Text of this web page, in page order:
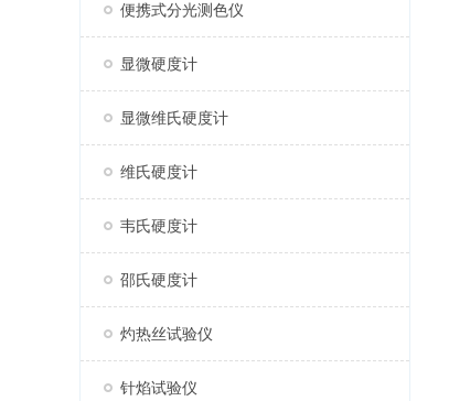
便携式分光测色仪
显微硬度计
显微维氏硬度计
维氏硬度计
韦氏硬度计
邵氏硬度计
灼热丝试验仪
针焰试验仪